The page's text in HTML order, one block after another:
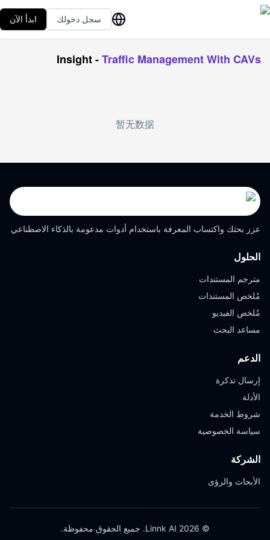
سجل دخولك ابدأ الآن
Insight-Traffic Management With CAVs
暂无数据
عزز بحثك واكتساب المعرفة باستخدام أدوات مدعومة بالذكاء الاصطناعي
الحلول
مترجم المستندات
مُلخص المستندات
مُلخص الفيديو
مساعد البحث
الدعم
إرسال تذكرة
الأدلة
شروط الخدمة
سياسة الخصوصية
الشركة
الأبحاث والرؤى
© 2026 Linnk AI. جميع الحقوق محفوظة.